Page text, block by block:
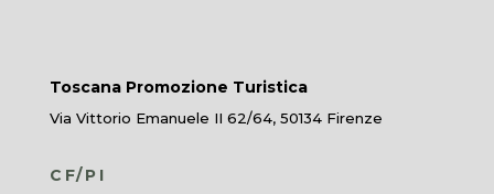
Toscana Promozione Turistica
Via Vittorio Emanuele II 62/64, 50134 Firenze
CF/PI